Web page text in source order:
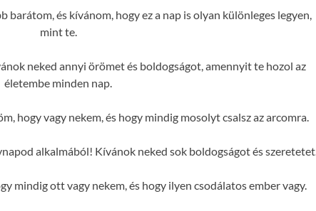
barátom, és kívánom, hogy ez a nap is olyan különleges legyen,
mint te.
neked annyi örömet és boldogságot, amennyit te hozol az
életembe minden nap.
hogy vagy nekem, és hogy mindig mosolyt csalsz az arcomra.
alkalmából! Kívánok neked sok boldogságot és szeretetet.
mindig ott vagy nekem, és hogy ilyen csodálatos ember vagy.